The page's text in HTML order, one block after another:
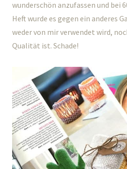
wunderschön anzufassen und bei
Heft wurde es gegen ein anderes
weder von mir verwendet wird,
Qualität ist. Schade!